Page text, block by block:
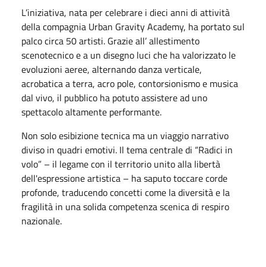
L’iniziativa, nata per celebrare i dieci anni di attività
della compagnia Urban Gravity Academy, ha portato sul
palco circa 50 artisti. Grazie all’ allestimento
scenotecnico e a un disegno luci che ha valorizzato le
evoluzioni aeree, alternando danza verticale,
acrobatica a terra, acro pole, contorsionismo e musica
dal vivo, il pubblico ha potuto assistere ad uno
spettacolo altamente performante.
Non solo esibizione tecnica ma un viaggio narrativo
diviso in quadri emotivi. Il tema centrale di “Radici in
volo” – il legame con il territorio unito alla libertà
dell'espressione artistica – ha saputo toccare corde
profonde, traducendo concetti come la diversità e la
fragilità in una solida competenza scenica di respiro
nazionale.